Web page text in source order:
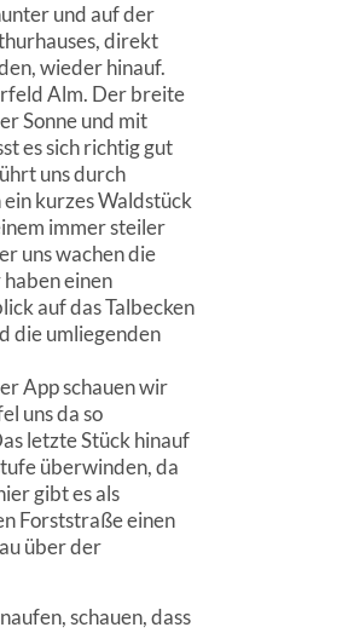
und auf der
direkt
wieder hinauf.
Alm. Der breite
Sonne und mit
es sich richtig gut
uns durch
kurzes Waldstück
immer steiler
uns wachen die
einen
auf das Talbecken
die umliegenden
App schauen wir
uns da so
letzte Stück hinauf
überwinden, da
gibt es als
Forststraße einen
über der
schauen, dass